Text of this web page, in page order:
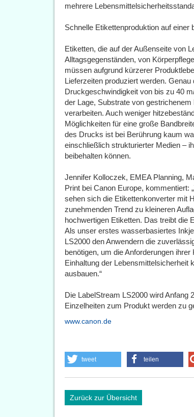
mehrere
Schnelle Etikettenproduktion auf einer
Etiketten, die auf der Außenseite von
Alltagsgegenständen, von
müssen aufgrund kürzerer
Lieferzeiten produziert werden.
Druckgeschwindigkeit von bis zu 40
der Lage, Substrate von
verarbeiten. Auch weniger
Möglichkeiten für eine große
des Drucks ist bei Berührung kaum
einschließlich strukturierter Medien –
beibehalten können.
Jennifer Kolloczek, EMEA Planning,
Print bei Canon Europe, kommentiert:
sehen sich die Etikettenkonverter mit
zunehmenden Trend zu kleineren
hochwertigen Etiketten. Das treibt die
Als unser erstes wasserbasiertes
LS2000 den Anwendern die
benötigen, um die Anforderungen
Einhaltung der Lebensmittelsicherheit
ausbauen.“
Die LabelStream LS2000 wird Anfang
Einzelheiten zum Produkt werden zu
www.canon.de
tweet teilen
Zurück zur Übersicht